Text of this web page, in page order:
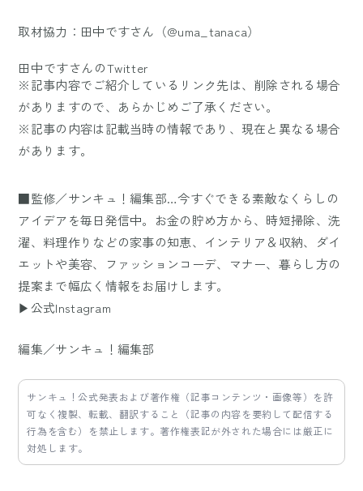
取材協力：田中ですさん（@uma_tanaca）
田中ですさんのTwitter
※記事内容でご紹介しているリンク先は、削除される場合
がありますので、あらかじめご了承ください。
※記事の内容は記載当時の情報であり、現在と異なる場合
があります。
■監修／サンキュ！編集部…今すぐできる素敵なくらしの
アイデアを毎日発信中。お金の貯め方から、時短掃除、洗
濯、料理作りなどの家事の知恵、インテリア＆収納、ダイ
エットや美容、ファッションコーデ、マナー、暮らし方の
提案まで幅広く情報をお届けします。
▶公式Instagram
編集／サンキュ！編集部
サンキュ！公式発表および著作権（記事コンテンツ・画像等）を許
可なく複製、転載、翻訳すること（記事の内容を要約して配信する
行為を含む）を禁止します。著作権表記が外された場合には厳正に
対処します。